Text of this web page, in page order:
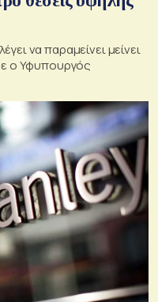
να παραμείνει μείνει
ο Υφυπουργός